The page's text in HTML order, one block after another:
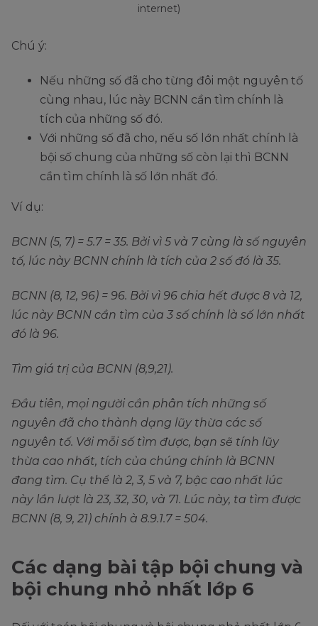
internet)
Chú ý:
Nếu những số đã cho từng đôi một nguyên tố
cùng nhau, lúc này BCNN cần tìm chính là
tích của những số đó.
Với những số đã cho, nếu số lớn nhất chính là
bội số chung của những số còn lại thì BCNN
cần tìm chính là số lớn nhất đó.
Ví dụ:
BCNN (5, 7) = 5.7 = 35. Bởi vì 5 và 7 cùng là số nguyên
tố, lúc này BCNN chính là tích của 2 số đó là 35.
BCNN (8, 12, 96) = 96. Bởi vì 96 chia hết được 8 và 12,
lúc này BCNN cần tìm của 3 số chính là số lớn nhất
đó là 96.
Tìm giá trị của BCNN (8,9,21).
Đầu tiên, mọi người cần phân tích những số
nguyên đã cho thành dạng lũy thừa các số
nguyên tố. Với mỗi số tìm được, bạn sẽ tính lũy
thừa cao nhất, tích của chúng chính là BCNN
đang tìm. Cụ thể là 2, 3, 5 và 7, bậc cao nhất lúc
này lần lượt là 23, 32, 30, và 71. Lúc này, ta tìm được
BCNN (8, 9, 21) chính à 8.9.1.7 = 504.
Các dạng bài tập bội chung và
bội chung nhỏ nhất lớp 6